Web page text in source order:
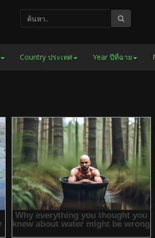
Country ประเทศ Year ปีที่ฉาย